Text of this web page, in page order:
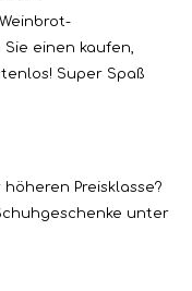
einen kaufen,
Super Spaß
Preisklasse?
unter